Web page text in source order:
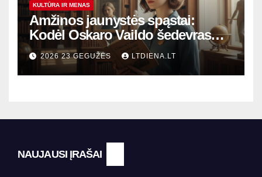
KULTŪRA IR MENAS
Amžinos jaunystės spąstai:
Kodėl Oskaro Vaildo šedevras
šiandien aktualesnis nei bet
kada?
2026 23 GEGUŽĖS LTDIENA.LT
NAUJAUSI ĮRAŠAI